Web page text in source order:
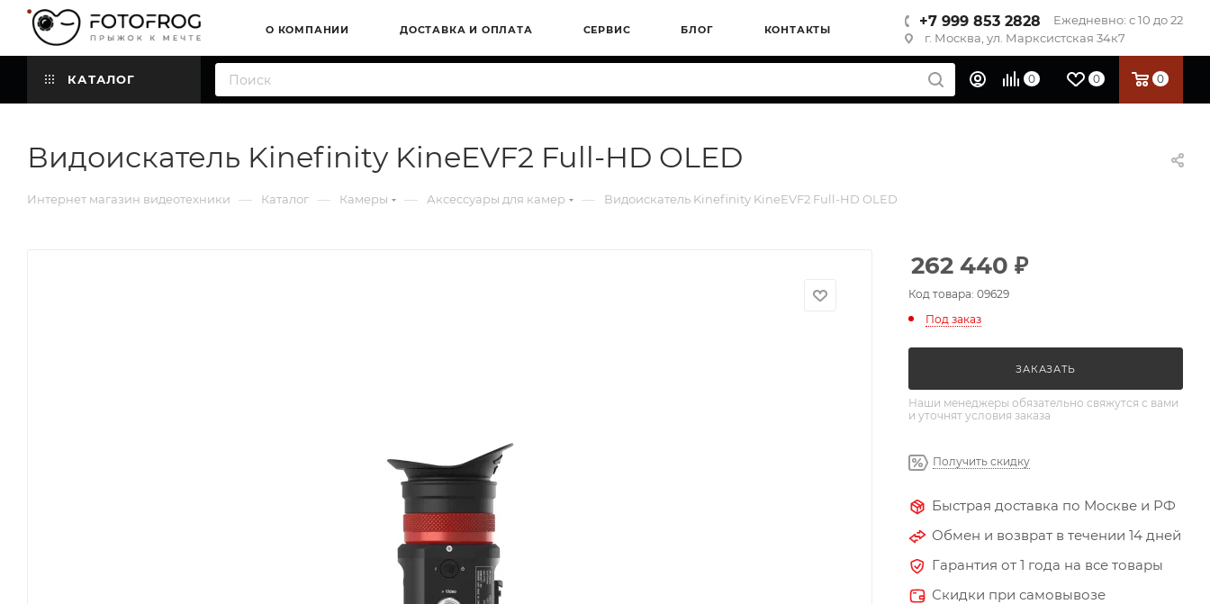
О КОМПАНИИ ДОСТАВКА И ОПЛАТА СЕРВИС БЛОГ КОНТАКТЫ
+7 999 853 2828
Ежедневно: с 10 до 22
г. Москва, ул. Марксистская 34к7
КАТАЛОГ 0 0 0
Видоискатель Kinefinity KineEVF2 Full-HD OLED
Интернет магазин видеотехники — Каталог — Камеры — Аксессуары для камер — Видоискатель Kinefinity KineEVF2 Full-HD OLED
262 440 ₽
Код товара: 09629
Под заказ
ЗАКАЗАТЬ
Наши менеджеры обязательно свяжутся с вами
и уточнят условия заказа
Получить скидку
Быстрая доставка по Москве и РФ
Обмен и возврат в течении 14 дней
Гарантия от 1 года на все товары
Скидки при самовывозе